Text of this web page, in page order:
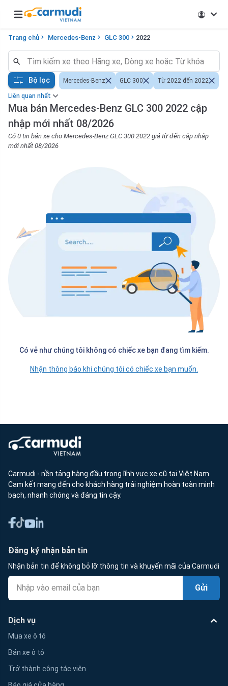
Open main menu
Trang chủ Mercedes-Benz GLC 300 2022
Liên quan nhất
Mua bán Mercedes-Benz GLC 300 2022 cập
nhập mới nhất 08/2026
Có 0 tin bán xe cho Mercedes-Benz GLC 300 2022 giá từ đến cập nhập
mới nhất 08/2026
Bộ lọc Mercedes-Benz GLC 300 Từ 2022 đến 2022
Có vẻ như chúng tôi không có chiếc xe bạn đang tìm kiếm.
Nhận thông báo khi chúng tôi có chiếc xe bạn muốn.
Carmudi - nền tảng hàng đầu trong lĩnh vực xe cũ tại Việt Nam.
Cam kết mang đến cho khách hàng trải nghiệm hoàn toàn minh
bạch, nhanh chóng và đáng tin cậy.
Đăng ký nhận bản tin
Nhận bản tin để không bỏ lỡ thông tin và khuyến mãi của Carmudi
Gửi
Dịch vụ
Mua xe ô tô
Bán xe ô tô
Trở thành cộng tác viên